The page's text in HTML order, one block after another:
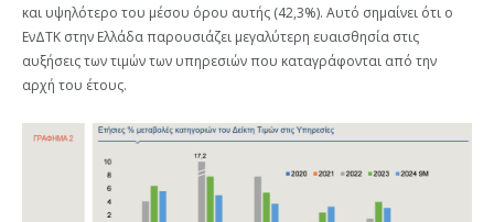
και υψηλότερο του μέσου όρου αυτής (42,3%). Αυτό σημαίνει ότι ο
ΕνΔΤΚ στην Ελλάδα παρουσιάζει μεγαλύτερη ευαισθησία στις
αυξήσεις των τιμών των υπηρεσιών που καταγράφονται από την
αρχή του έτους.